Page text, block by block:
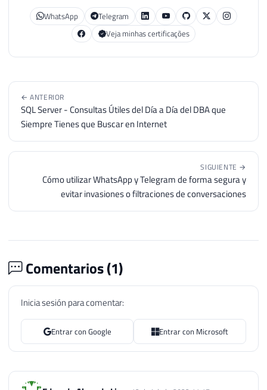
WhatsApp
Telegram
Veja minhas certificações
← ANTERIOR
SQL Server - Consultas Útiles del Día a Día del DBA que
Siempre Tienes que Buscar en Internet
SIGUIENTE →
Cómo utilizar WhatsApp y Telegram de forma segura y
evitar invasiones o filtraciones de conversaciones
Comentarios (1)
Inicia sesión para comentar:
Entrar con Google Entrar con Microsoft